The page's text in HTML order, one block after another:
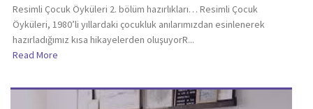
Resimli Çocuk Öyküleri 2. bölüm hazırlıkları… Resimli Çocuk
Öyküleri, 1980’li yıllardaki çocukluk anılarımızdan esinlenerek
hazırladığımız kısa hikayelerden oluşuyorR...
Read More